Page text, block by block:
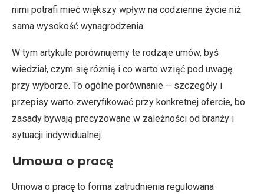
nimi potrafi mieć większy wpływ na codzienne życie niż
sama wysokość wynagrodzenia.
W tym artykule porównujemy te rodzaje umów, byś
wiedział, czym się różnią i co warto wziąć pod uwagę
przy wyborze. To ogólne porównanie – szczegóły i
przepisy warto zweryfikować przy konkretnej ofercie, bo
zasady bywają precyzowane w zależności od branży i
sytuacji indywidualnej.
Umowa o pracę
Umowa o pracę to forma zatrudnienia regulowana